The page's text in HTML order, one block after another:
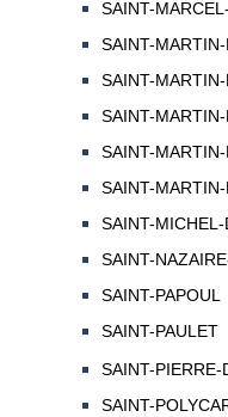
SAINT-
SAINT-
SAINT-
SAINT-
SAINT-
SAINT-MARTIN-
SAINT-
SAINT-
SAINT-PAPOUL
SAINT-PAULET
SAINT-PIERRE-
SAINT-